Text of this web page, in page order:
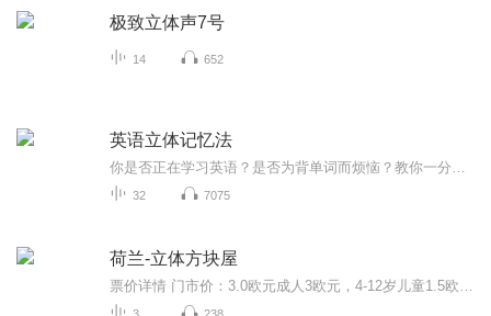
极致立体声7号
14 652
英语立体记忆法
32 7075
荷兰-立体方块屋